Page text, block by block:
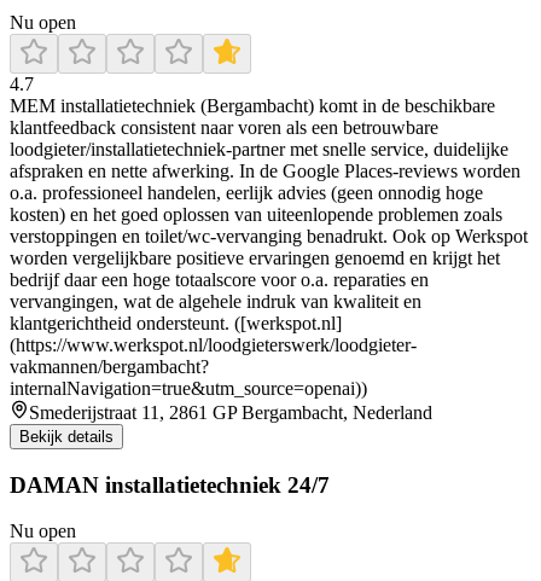
Nu open
4.7
MEM installatietechniek (Bergambacht) komt in de beschikbare
klantfeedback consistent naar voren als een betrouwbare
loodgieter/installatietechniek-partner met snelle service, duidelijke
afspraken en nette afwerking. In de Google Places-reviews worden
o.a. professioneel handelen, eerlijk advies (geen onnodig hoge
kosten) en het goed oplossen van uiteenlopende problemen zoals
verstoppingen en toilet/wc-vervanging benadrukt. Ook op Werkspot
worden vergelijkbare positieve ervaringen genoemd en krijgt het
bedrijf daar een hoge totaalscore voor o.a. reparaties en
vervangingen, wat de algehele indruk van kwaliteit en
klantgerichtheid ondersteunt. ([werkspot.nl]
(https://www.werkspot.nl/loodgieterswerk/loodgieter-
vakmannen/bergambacht?
internalNavigation=true&utm_source=openai))
Smederijstraat 11, 2861 GP Bergambacht, Nederland
Bekijk details
DAMAN installatietechniek 24/7
Nu open